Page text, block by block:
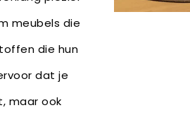
meubels die
die hun
dat je
maar ook